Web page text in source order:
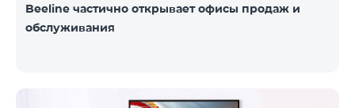
Beeline частично открывает офисы продаж и
обслуживания